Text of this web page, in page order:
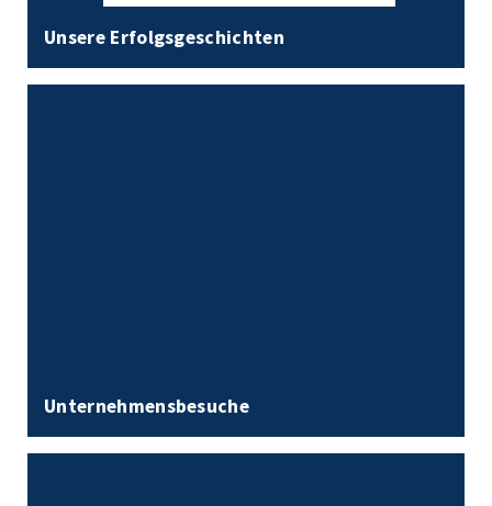
Unsere Erfolgsgeschichten
Unternehmensbesuche